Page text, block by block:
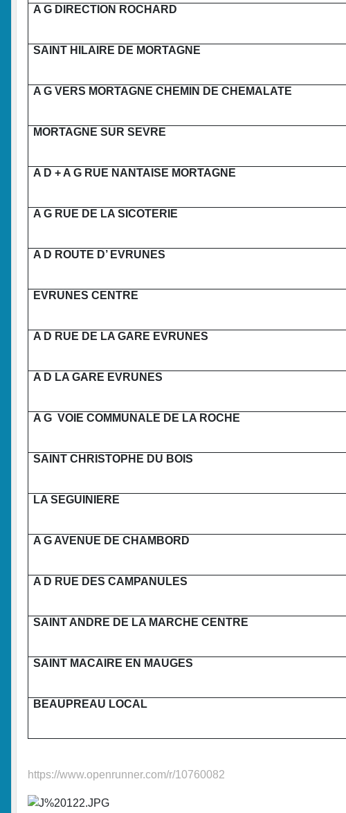
A G DIRECTION ROCHARD
SAINT HILAIRE DE MORTAGNE
A G VERS MORTAGNE CHEMIN DE CHEMALATE
MORTAGNE SUR SEVRE
A D + A G RUE NANTAISE MORTAGNE
A G RUE DE LA SICOTERIE
A D ROUTE D’ EVRUNES
EVRUNES CENTRE
A D RUE DE LA GARE EVRUNES
A D LA GARE EVRUNES
A G VOIE COMMUNALE DE LA ROCHE
SAINT CHRISTOPHE DU BOIS
LA SEGUINIERE
A G AVENUE DE CHAMBORD
A D RUE DES CAMPANULES
SAINT ANDRE DE LA MARCHE CENTRE
SAINT MACAIRE EN MAUGES
BEAUPREAU LOCAL
https://www.openrunner.com/r/10760082